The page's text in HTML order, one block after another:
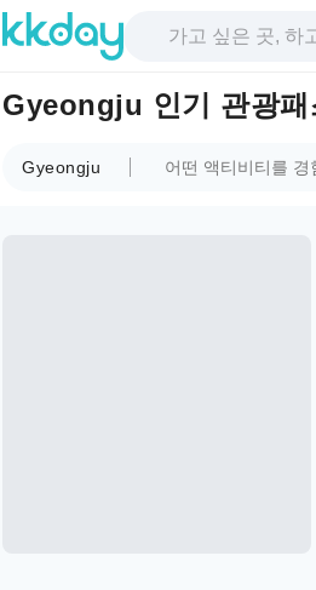
Gyeongju 인기 관광패
Gyeongju